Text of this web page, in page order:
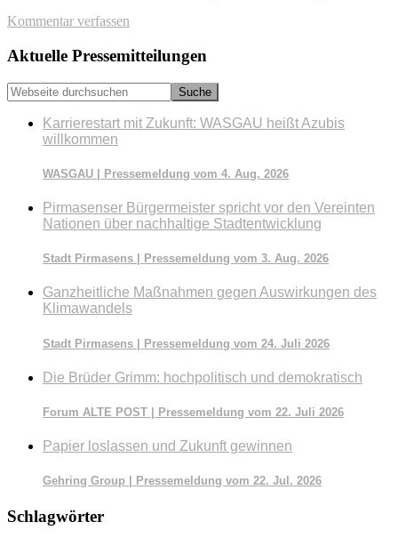
Kommentar verfassen
Seitenspalte
Aktuelle Pressemitteilungen
Webseite
durchsuchen
Karrierestart mit Zukunft: WASGAU heißt Azubis
willkommen
WASGAU | Pressemeldung vom 4. Aug. 2026
Pirmasenser Bürgermeister spricht vor den Vereinten
Nationen über nachhaltige Stadtentwicklung
Stadt Pirmasens | Pressemeldung vom 3. Aug. 2026
Ganzheitliche Maßnahmen gegen Auswirkungen des
Klimawandels
Stadt Pirmasens | Pressemeldung vom 24. Juli 2026
Die Brüder Grimm: hochpolitisch und demokratisch
Forum ALTE POST | Pressemeldung vom 22. Juli 2026
Papier loslassen und Zukunft gewinnen
Gehring Group | Pressemeldung vom 22. Jul. 2026
Schlagwörter